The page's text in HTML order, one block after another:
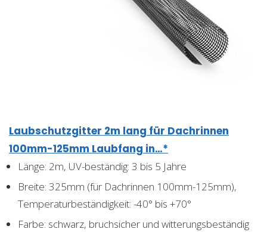
Laubschutzgitter 2m lang für Dachrinnen
100mm-125mm Laubfang in…*
Länge: 2m, UV-beständig: 3 bis 5 Jahre
Breite: 325mm (für Dachrinnen 100mm-125mm),
Temperaturbeständigkeit: -40° bis +70°
Farbe: schwarz, bruchsicher und witterungsbeständig